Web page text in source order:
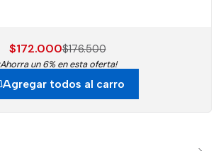
$172.000$176.500
un 6% en esta oferta!
Agregar todos al carro